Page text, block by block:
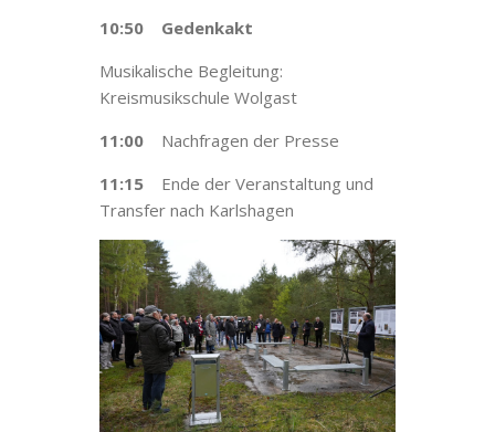
10:50
Gedenkakt
Musikalische Begleitung:
Kreismusikschule Wolgast
11:00 Nachfragen der Presse
11:15 Ende der Veranstaltung und
Transfer nach Karlshagen